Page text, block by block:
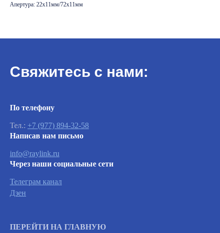
Апертура: 22x11мм/72x11мм
Свяжитесь с нами:
По телефону
Тел.: +7 (977) 894-32-58
Написав нам письмо
info@raylink.ru
Через наши социальные сети
Телеграм канал
Дзен
ПЕРЕЙТИ НА ГЛАВНУЮ
Заявки на сервисное обслуживание
обрабатываются согласно очередности
обращений, а также серьезности заявленной
Важно